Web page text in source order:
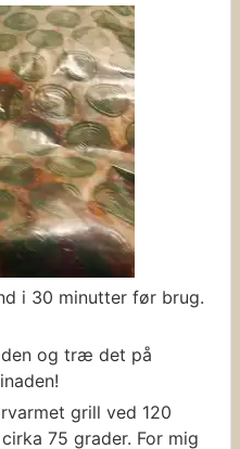
i 30 minutter før brug.
og træ det på
grill ved 120
75 grader. For mig